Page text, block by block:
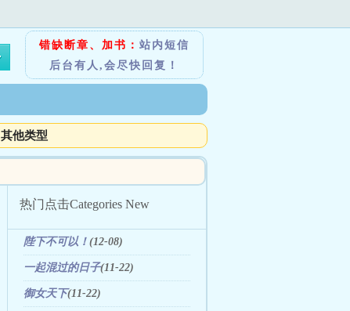
错缺断章、加书： 站内短信
后台有人,会尽快回复！
其他类型
热门点击Categories New
陛下不可以！ (12-08)
一起混过的日子(11-22)
御女天下(11-22)